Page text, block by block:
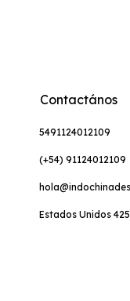
Contactános
5491124012109
(+54) 91124012109
Estados Unidos